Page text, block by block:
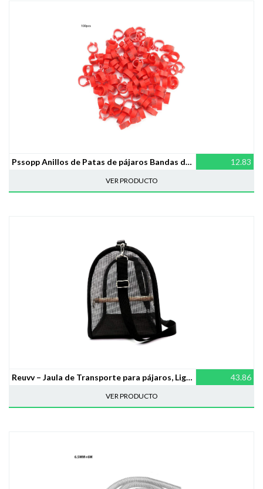
Pssopp Anillos de Patas de pájaros Bandas de Patas de pájaros Anillos de Patas de Aves de Corral de plástico Anillos de Clip numerados de Paloma Anillos de Patas de 8 mm para Aves (Rojo) 12.83
VER PRODUCTO
Reuvv – Jaula de Transporte para pájaros, Ligera, Transparente, PVC, Transpirable, Bolsa de Viaje para Mascotas 43.86
VER PRODUCTO